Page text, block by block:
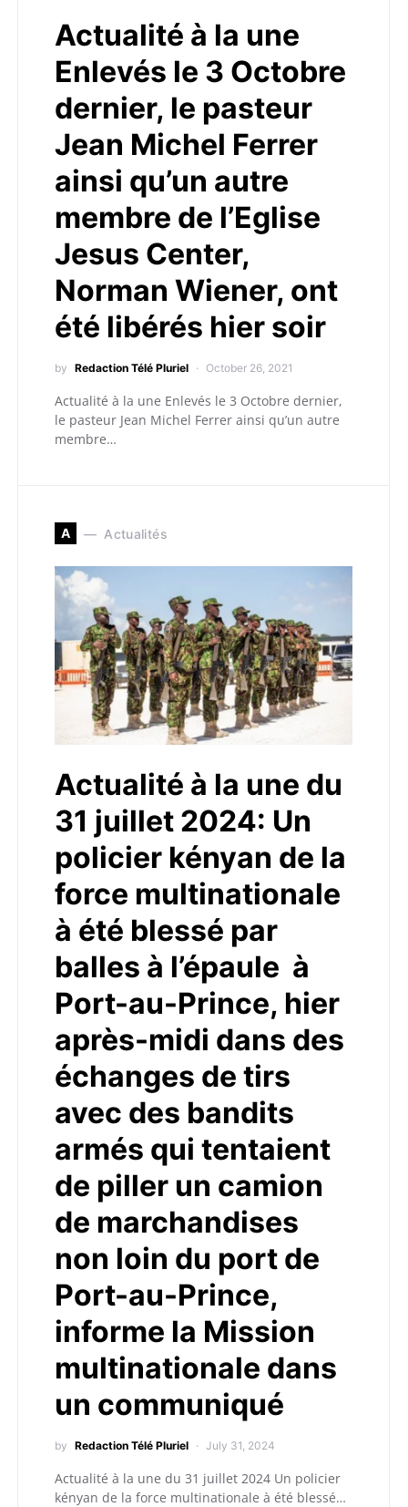
Actualité à la une
Enlevés le 3 Octobre
dernier, le pasteur
Jean Michel Ferrer
ainsi qu’un autre
membre de l’Eglise
Jesus Center,
Norman Wiener, ont
été libérés hier soir
by Redaction Télé Pluriel October 26, 2021
Actualité à la une Enlevés le 3 Octobre dernier,
le pasteur Jean Michel Ferrer ainsi qu’un autre
membre…
A Actualités
Actualité à la une du
31 juillet 2024: Un
policier kényan de la
force multinationale
à été blessé par
balles à l’épaule à
Port-au-Prince, hier
après-midi dans des
échanges de tirs
avec des bandits
armés qui tentaient
de piller un camion
de marchandises
non loin du port de
Port-au-Prince,
informe la Mission
multinationale dans
un communiqué
by Redaction Télé Pluriel July 31, 2024
Actualité à la une du 31 juillet 2024 Un policier
kényan de la force multinationale à été blessé…